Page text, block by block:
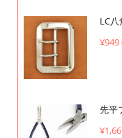
LC
¥949
先平